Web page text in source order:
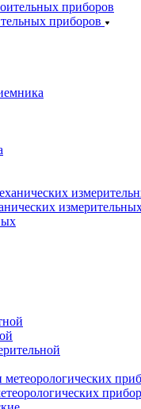
приборов